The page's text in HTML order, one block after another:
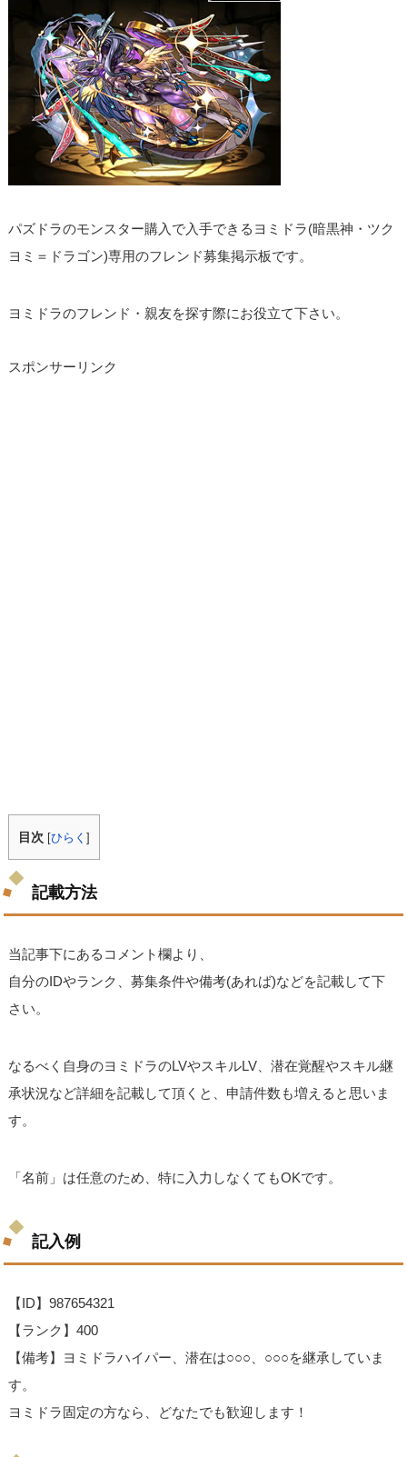
パズドラのモンスター購入で入手できるヨミドラ(暗黒神・ツク
ヨミ＝ドラゴン)専用のフレンド募集掲示板です。
ヨミドラのフレンド・親友を探す際にお役立て下さい。
スポンサーリンク
目次 [ひらく]
記載方法
当記事下にあるコメント欄より、
自分のIDやランク、募集条件や備考(あれば)などを記載して下
さい。
なるべく自身のヨミドラのLVやスキルLV、潜在覚醒やスキル継
承状況など詳細を記載して頂くと、申請件数も増えると思いま
す。
「名前」は任意のため、特に入力しなくてもOKです。
記入例
【ID】987654321
【ランク】400
【備考】ヨミドラハイパー、潜在は○○○、○○○を継承していま
す。
ヨミドラ固定の方なら、どなたでも歓迎します！